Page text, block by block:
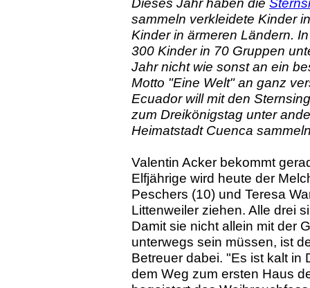
sammeln verkleidete Kinder
Kinder in ärmeren Ländern.
300 Kinder in 70 Gruppen
Jahr nicht wie sonst an ein
Motto "Eine Welt" an ganz
Ecuador will mit den
zum Dreikönigstag unter
Heimatstadt Cuenca
Valentin Acker bekommt
Elfjährige wird heute der
Peschers (10) und Teresa
Littenweiler ziehen. Alle drei
Damit sie nicht allein mit der
unterwegs sein müssen, ist
Betreuer dabei. "Es ist kalt in
dem Weg zum ersten Haus